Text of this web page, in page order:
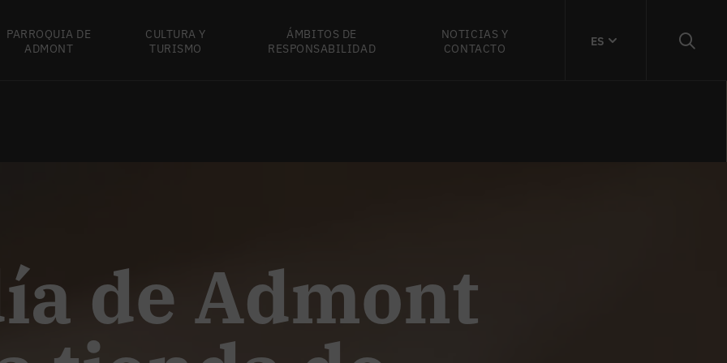
PARROQUIA DE
ADMONT
CULTURA Y
TURISMO
ÁMBITOS DE
RESPONSABILIDAD
NOTICIAS Y
CONTACTO
ES
de Admont